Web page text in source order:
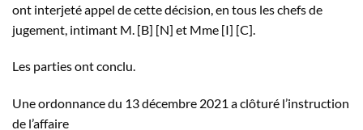
ont interjeté appel de cette décision, en tous les chefs de
jugement, intimant M. [B] [N] et Mme [I] [C].
Les parties ont conclu.
Une ordonnance du 13 décembre 2021 a clôturé l’instruction
de l’affaire